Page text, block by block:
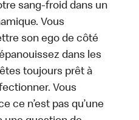
sang-froid dans un
Vous
son ego de côté
dans les
toujours prêt à
Vous
ce n’est pas qu’une